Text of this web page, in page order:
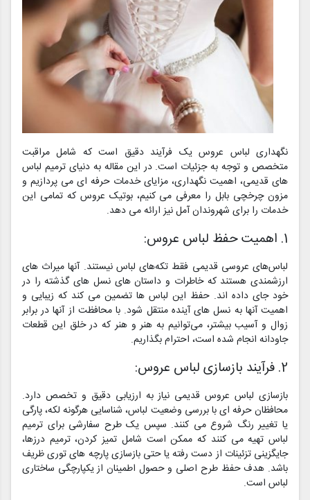
نگهداری لباس عروس یک فرآیند دقیق است که شامل مراقبت
متخصص و توجه به جزئیات است. در این مقاله به دنیای ترمیم لباس
های قدیمی، اهمیت نگهداری، مزایای خدمات حرفه ای می پردازیم و
مزون چرخچی بابل را معرفی می کنیم، بوتیک عروس که تمامی این
خدمات را برای شهروندان آمل نیز ارائه می دهد.
1. اهمیت حفظ لباس عروس:
لباس‌های عروسی قدیمی فقط تکه‌های لباس نیستند. آنها میراث های
ارزشمندی هستند که خاطرات و داستان های نسل های گذشته را در
خود جای داده اند. حفظ این لباس ها تضمین می کند که زیبایی و
اهمیت آنها به نسل های آینده منتقل شود. با محافظت از آنها در برابر
زوال و آسیب بیشتر، می‌توانیم به هنر و هنر که در خلق این قطعات
جاودانه انجام شده است، احترام بگذاریم.
2. فرآیند بازسازی لباس عروس:
بازسازی لباس عروس قدیمی نیاز به ارزیابی دقیق و تخصص دارد.
محافظان حرفه ای با بررسی وضعیت لباس، شناسایی هرگونه لکه، پارگی
یا تغییر رنگ شروع می کنند. سپس یک طرح سفارشی برای ترمیم
لباس تهیه می کنند که ممکن است شامل تمیز کردن، ترمیم درزها،
جایگزینی تزئینات از دست رفته یا حتی بازسازی پارچه های توری ظریف
باشد. هدف حفظ طرح اصلی و حصول اطمینان از یکپارچگی ساختاری
لباس است.